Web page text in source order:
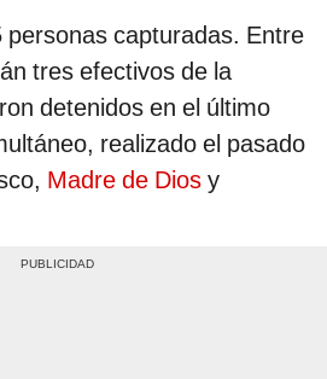
personas capturadas. Entre
tres efectivos de la
detenidos en el último
realizado el pasado
Madre de Dios y